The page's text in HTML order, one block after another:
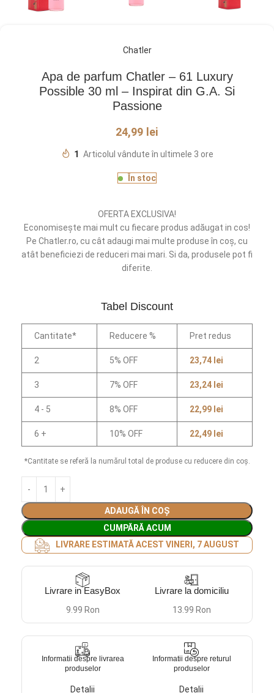
Chatler
Apa de parfum Chatler – 61 Luxury
Possible 30 ml – Inspirat din G.A. Si
Passione
24,99 lei
1 Articolul vândute în ultimele 3 ore
În stoc
OFERTA EXCLUSIVA!
Economisește mai mult cu fiecare produs adăugat in cos!
Pe Chatler.ro, cu cât adaugi mai multe produse în coș, cu
atât beneficiezi de reduceri mai mari. Si da, produsele pot fi
diferite.
Tabel Discount
Cantitate* Reducere % Pret redus
2 5% OFF 23,74 lei
3 7% OFF 23,24 lei
4 - 5 8% OFF 22,99 lei
6 + 10% OFF 22,49 lei
*Cantitate se referă la numărul total de produse cu reducere din coș.
ADAUGĂ ÎN COȘ
CUMPĂRĂ ACUM
LIVRARE ESTIMATĂ ACEST VINERI, 7 AUGUST
Livrare in EasyBox
9.99 Ron
Livrare la domiciliu
13.99 Ron
Informatii despre livrarea
produselor
Detalii
Informatii despre returul
produselor
Detalii